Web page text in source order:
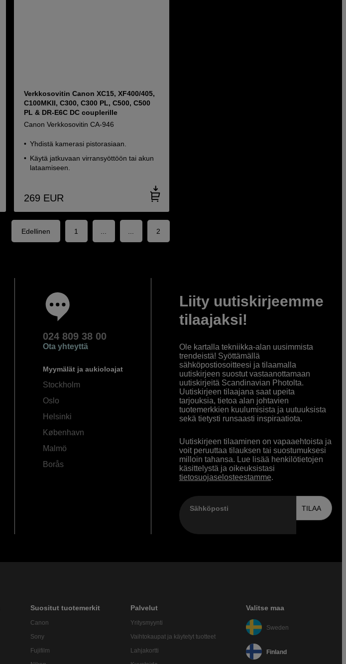
Verkkosovitin Canon XC15, XF400/405,
C100MKII, C300, C300 PL, C500, C500
PL & DR-E6C DC couplerille
Canon Verkkosovitin CA-946
Yhdistä kamerasi pistorasiaan.
Käytä jatkuvaan virransyöttöön tai akun
lataamiseen.
269 EUR
Edellinen 1 2
024 809 38 00
Ota yhteyttä
Myymälät ja aukioloajat
Stockholm
Oslo
Helsinki
København
Malmö
Borås
Liity uutiskirjeemme
tilaajaksi!
Ole kartalla tekniikka-alan uusimmista
trendeistä! Syöttämällä
sähköpostiosoitteesi ja tilaamalla
uutiskirjeen suostut vastaanottamaan
uutiskirjeitä Scandinavian Photolta.
Uutiskirjeen tilaajana saat upeita
tarjouksia, tietoa alan johtavien
tuotemerkkien kuulumisista ja uutuuksista
sekä tietysti runsaasti inspiraatiota.
Uutiskirjeen tilaaminen on vapaaehtoista ja
voit peruuttaa tilauksen tai suostumuksesi
milloin tahansa. Lue lisää henkilötietojen
käsittelystä ja oikeuksistasi
tietosuojaselosteestamme.
Sähköposti TILAA
Suositut tuotemerkit
Canon
Sony
Fujifilm
Palvelut
Yritysmyynti
Vaihtokaupat ja käytetyt tuotteet
Lahjakortti
Valitse maa
Sweden
Finland